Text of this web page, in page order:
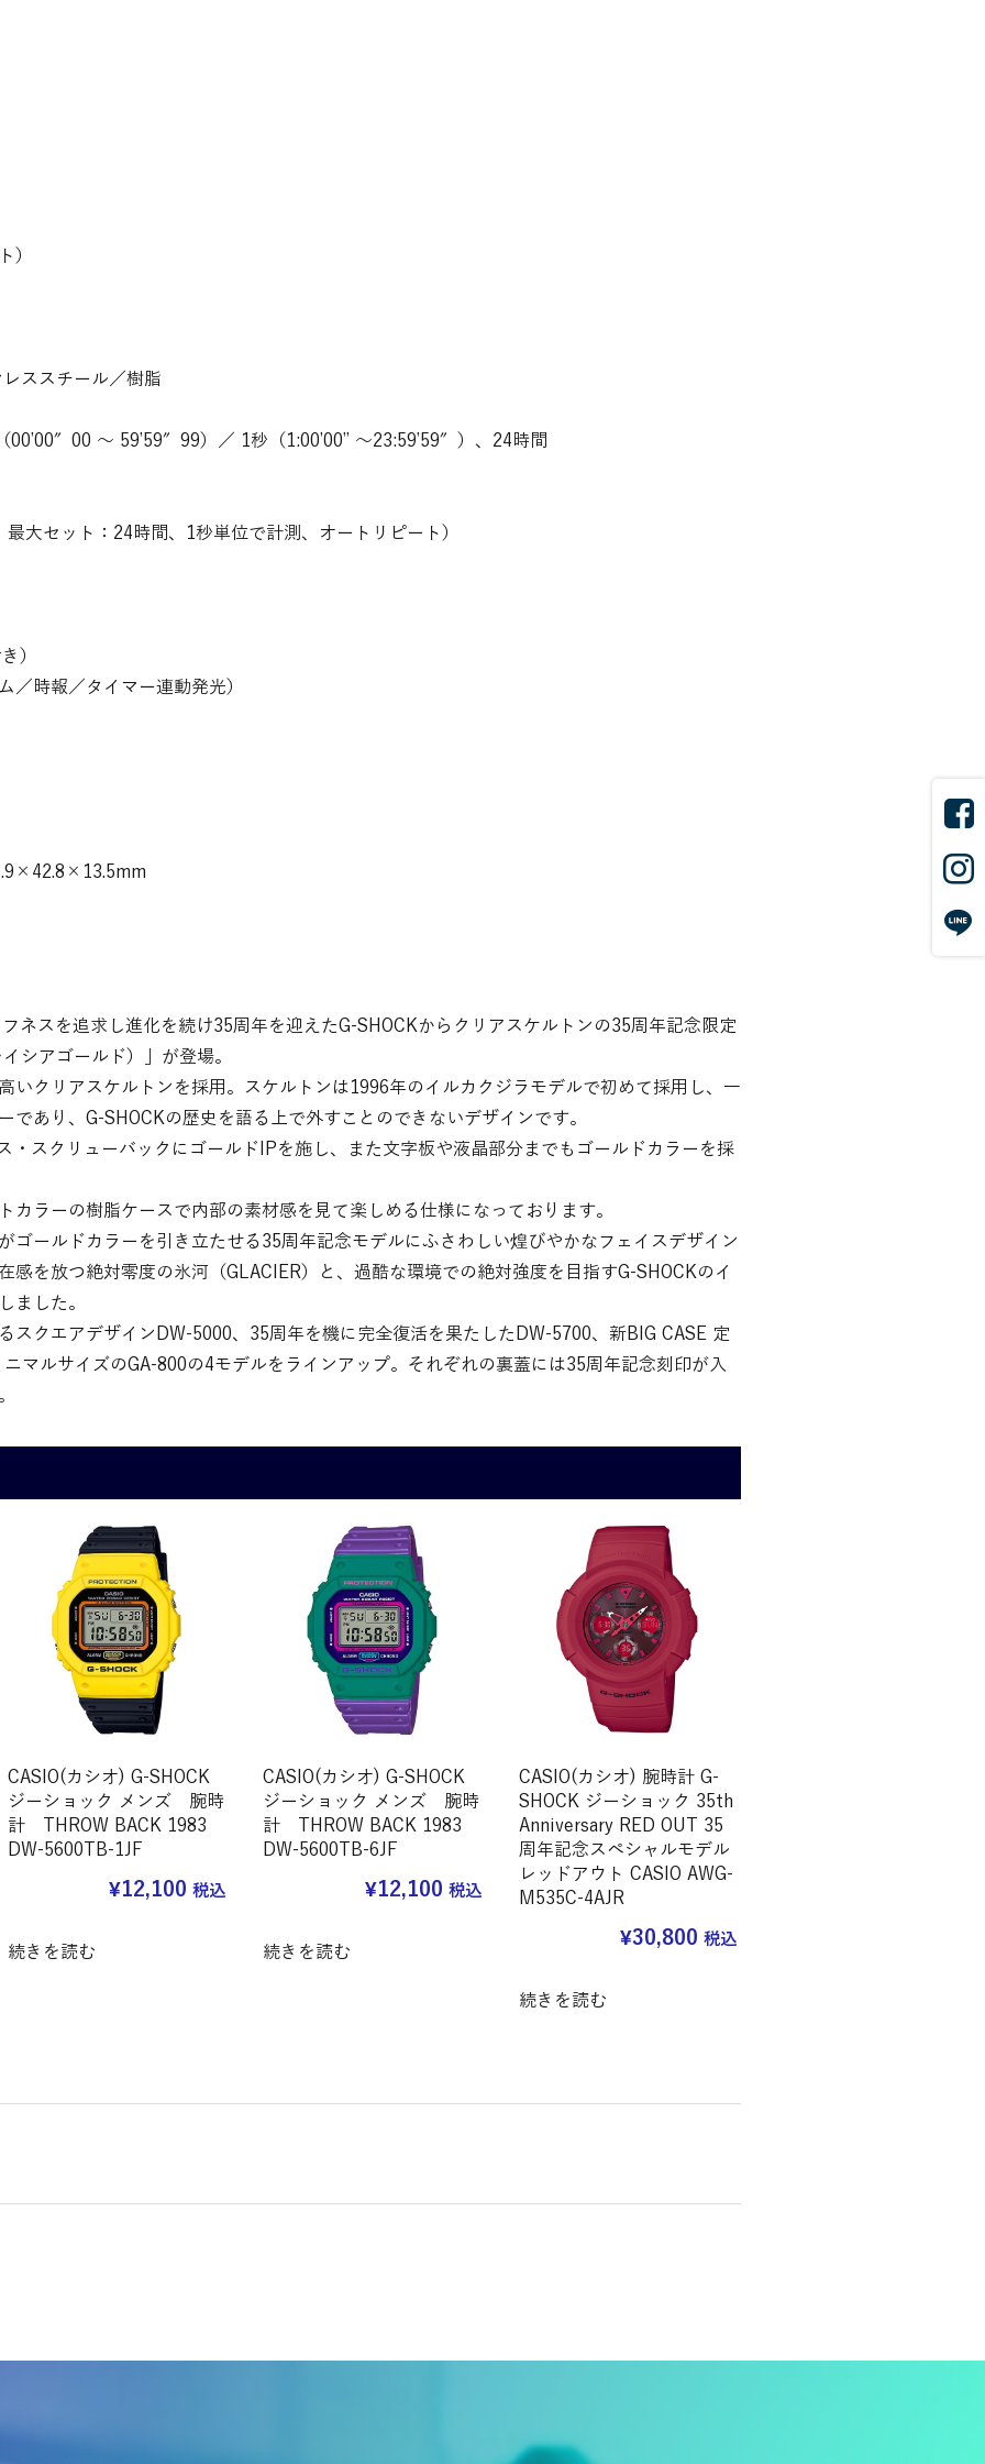
）
ススチール／樹脂
～ 59’59″99）／ 1秒（1:00’00” ～23:59’59″）、24時間
大セット：24時間、1秒単位で計測、オートリピート）
）
時報／タイマー連動発光）
ネスを追求し進化を続け35周年を迎えたG-SHOCKからクリアスケルトンの35周年記念限定
シアゴールド）」が登場。
いクリアスケルトンを採用。スケルトンは1996年のイルカクジラモデルで初めて採用し、一
であり、G-SHOCKの歴史を語る上で外すことのできないデザインです。
・スクリューバックにゴールドIPを施し、また文字板や液晶部分までもゴールドカラーを採
カラーの樹脂ケースで内部の素材感を見て楽しめる仕様になっております。
ゴールドカラーを引き立たせる35周年記念モデルにふさわしい煌びやかなフェイスデザイン
感を放つ絶対零度の氷河（GLACIER）と、過酷な環境での絶対強度を目指すG-SHOCKのイ
ました。
スクエアデザインDW-5000、35周年を機に完全復活を果たしたDW-5700、新BIG CASE 定
マルサイズのGA-800の4モデルをラインアップ。それぞれの裏蓋には35周年記念刻印が入
CASIO(カシオ) G-SHOCK
ジーショック メンズ 腕時
計 THROW BACK 1983
DW-5600TB-1JF
¥12,100 税込
続きを読む
CASIO(カシオ) G-SHOCK
ジーショック メンズ 腕時
計 THROW BACK 1983
DW-5600TB-6JF
¥12,100 税込
続きを読む
CASIO(カシオ) 腕時計 G-
SHOCK ジーショック 35th
Anniversary RED OUT 35
周年記念スペシャルモデル
レッドアウト CASIO AWG-
M535C-4AJR
¥30,800 税込
続きを読む